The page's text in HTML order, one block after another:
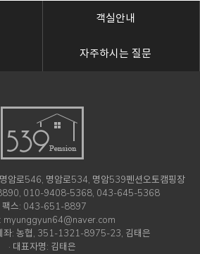
객실안내
자주하시는 질문
명암로546, 명암로534, 명암539펜션오토캠핑장
010-9408-5368, 043-645-5368
팩스: 043-651-8897
: myunggyun64@naver.com
좌: 농협, 351-1321-8975-23, 김태은
· 대표자명: 김태은